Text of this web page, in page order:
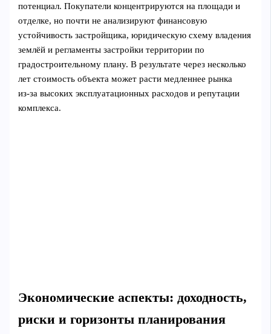
потенциал. Покупатели концентрируются на площади и
отделке, но почти не анализируют финансовую
устойчивость застройщика, юридическую схему владения
землёй и регламенты застройки территории по
градостроительному плану. В результате через несколько
лет стоимость объекта может расти медленнее рынка
из‑за высоких эксплуатационных расходов и репутации
комплекса.
Экономические аспекты: доходность,
риски и горизонты планирования